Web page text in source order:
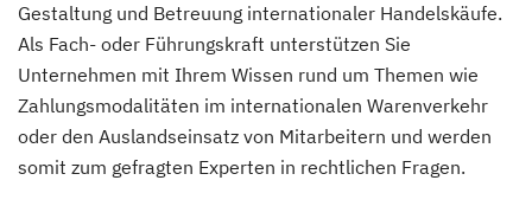
Gestaltung und Betreuung internationaler Handelskäufe.
Als Fach- oder Führungskraft unterstützen Sie
Unternehmen mit Ihrem Wissen rund um Themen wie
Zahlungsmodalitäten im internationalen Warenverkehr
oder den Auslandseinsatz von Mitarbeitern und werden
somit zum gefragten Experten in rechtlichen Fragen.